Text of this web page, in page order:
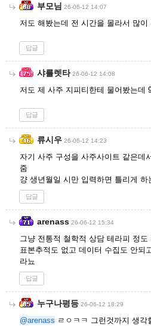
부모님 26-06-12 14:07
저도 해봤는데 전 시간을 몰라서 많이
답글
샤를렛타 26-06-12 14:08
저도 제 사주 지피티한테 물어봤는데
답글
류시우 26-06-12 14:23
자기 사주 구성을 사주사이트 같은데
줌
걍 생년월일 시만 입력하면 틀리게 하
답글
arenass 26-06-12 15:34
그냥 전통적 철학적 상담 테라피 정도
표본추적도 없고 데이터 수집도 안되
라뇨
답글
누구나평등 26-06-12 18:29
@arenass ㄹㅇㅋㅋ 그런것까지 생각